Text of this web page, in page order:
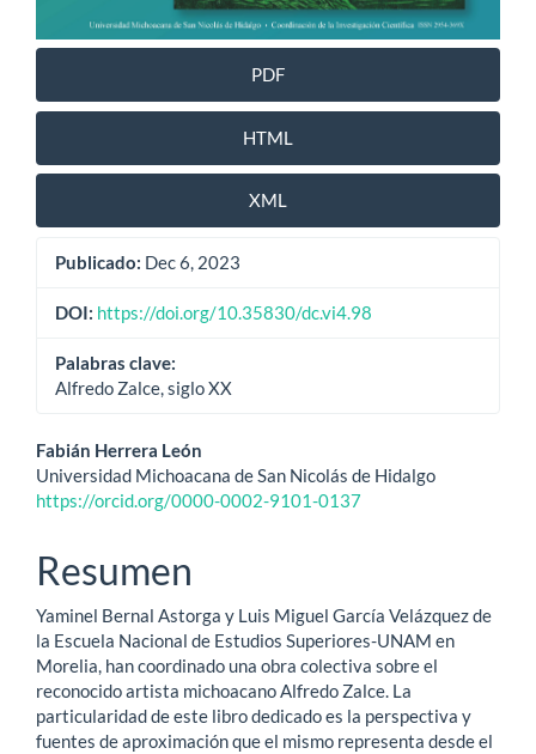
PDF
HTML
XML
Publicado: Dec 6, 2023
DOI: https://doi.org/10.35830/dc.vi4.98
Palabras clave:
Alfredo Zalce, siglo XX
Contenido
principal
artículo
Fabián Herrera León
Universidad Michoacana de San Nicolás de Hidalgo
https://orcid.org/0000-0002-9101-0137
Resumen
Yaminel Bernal Astorga y Luis Miguel García Velázquez de
la Escuela Nacional de Estudios Superiores-UNAM en
Morelia, han coordinado una obra colectiva sobre el
reconocido artista michoacano Alfredo Zalce. La
particularidad de este libro dedicado es la perspectiva y
fuentes de aproximación que el mismo representa desde el